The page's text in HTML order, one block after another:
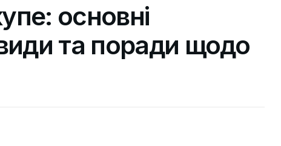
основні
та поради щодо